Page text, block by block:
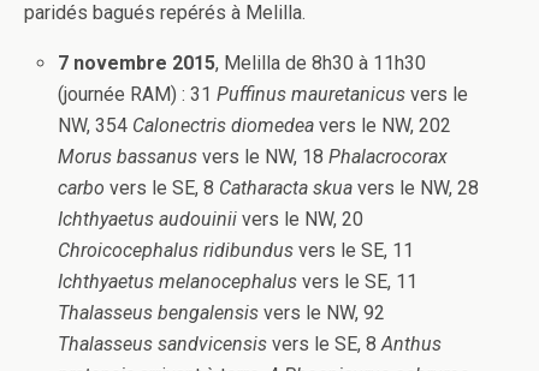
paridés bagués repérés à Melilla.
7 novembre 2015, Melilla de 8h30 à 11h30
(journée RAM) : 31Puffinus mauretanicus vers le
NW, 354 Calonectris diomedea vers le NW, 202
Morus bassanus vers le NW, 18Phalacrocorax
carbo vers le SE, 8 Catharacta skua vers le NW, 28
Ichthyaetus audouinii vers le NW, 20
Chroicocephalus ridibundus vers le SE, 11
Ichthyaetus melanocephalus vers le SE, 11
Thalasseus bengalensis vers le NW, 92
Thalasseus sandvicensis vers le SE, 8Anthus